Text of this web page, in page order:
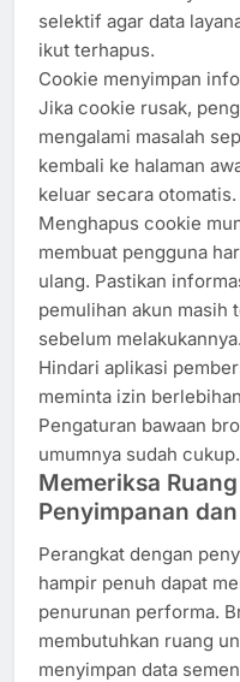
selektif agar data
ikut terhapus.
Cookie menyimpan
Jika cookie rusak,
mengalami masalah
kembali ke halaman
keluar secara otomatis.
Menghapus cookie
membuat pengguna
ulang. Pastikan
pemulihan akun masih
sebelum melakukannya.
Hindari aplikasi
meminta izin
Pengaturan bawaan
umumnya sudah cukup.
Memeriksa Ruang
Penyimpanan
Perangkat dengan
hampir penuh dapat
penurunan performa.
membutuhkan ruang
menyimpan data